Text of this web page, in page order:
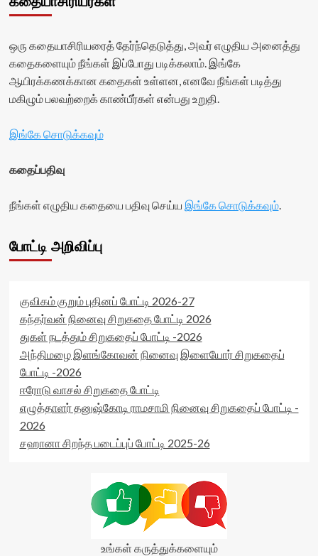
ஒரு கதையாசிரியரைத் தேர்ந்தெடுத்து, அவர் எழுதிய அனைத்து
கதைகளையும் நீங்கள் இப்போது படிக்கலாம். இங்கே
ஆயிரக்கணக்கான கதைகள் உள்ளன, எனவே நீங்கள் படித்து
மகிழும் பலவற்றைக் காண்பீர்கள் என்பது உறுதி.
இங்கே சொடுக்கவும்
கதைப்பதிவு
நீங்கள் எழுதிய கதையை பதிவு செய்ய இங்கே சொடுக்கவும்.
போட்டி அறிவிப்பு
குவிகம் குறும் புதினப் போட்டி 2026-27
கந்தர்வன் நினைவு சிறுகதை போட்டி 2026
துகள் நடத்தும் சிறுகதைப் போட்டி -2026
அந்திமழை இளங்கோவன் நினைவு இளையோர் சிறுகதைப்
போட்டி -2026
ஈரோடு வாசல் சிறுகதை போட்டி
எழுத்தாளர் தனுஷ்கோடி ராமசாமி நினைவு சிறுகதைப் போட்டி -
2026
சஹானா சிறந்த படைப்புப் போட்டி 2025-26
உங்கள் கருத்துக்களையும்